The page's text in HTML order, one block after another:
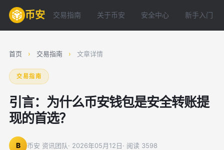
币安 交易指南 关于币安 安全中心 新手入门
首页 › 交易指南 › 文章详情
交易指南
引言：为什么币安钱包是安全转账提
现的首选？
B 币安 资讯团队· 2026年05月12日· 阅读 3598